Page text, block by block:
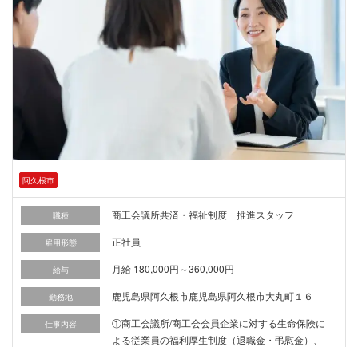
阿久根市
職種 商工会議所共済・福祉制度 推進スタッフ
雇用形態 正社員
給与 月給 180,000円～360,000円
勤務地 鹿児島県阿久根市鹿児島県阿久根市大丸町１６
仕事内容
①商工会議所/商工会会員企業に対する生命保険に
よる従業員の福利厚生制度（退職金・弔慰金）、